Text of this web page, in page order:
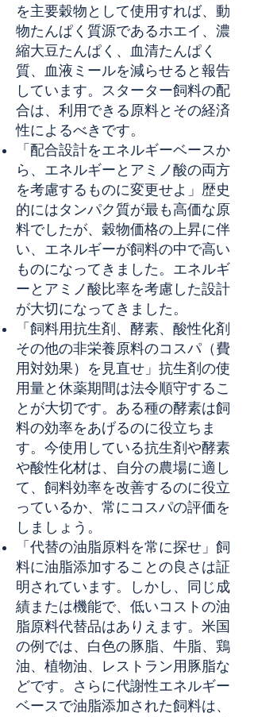
を主要穀物として使用すれば、動
物たんぱく質源であるホエイ、濃
縮大豆たんぱく、血清たんぱく
質、血液ミールを減らせると報告
しています。スターター飼料の配
合は、利用できる原料とその経済
性によるべきです。
「配合設計をエネルギーベースか
ら、エネルギーとアミノ酸の両方
を考慮するものに変更せよ」歴史
的にはタンパク質が最も高価な原
料でしたが、穀物価格の上昇に伴
い、エネルギーが飼料の中で高い
ものになってきました。エネルギ
ーとアミノ酸比率を考慮した設計
が大切になってきました。
「飼料用抗生剤、酵素、酸性化剤
その他の非栄養原料のコスパ（費
用対効果）を見直せ」抗生剤の使
用量と休薬期間は法令順守するこ
とが大切です。ある種の酵素は飼
料の効率をあげるのに役立ちま
す。今使用している抗生剤や酵素
や酸性化材は、自分の農場に適し
て、飼料効率を改善するのに役立
っているか、常にコスパの評価を
しましょう。
「代替の油脂原料を常に探せ」飼
料に油脂添加することの良さは証
明されています。しかし、同じ成
績または機能で、低いコストの油
脂原料代替品はありえます。米国
の例では、白色の豚脂、牛脂、鶏
油、植物油、レストラン用豚脂な
どです。さらに代謝性エネルギー
ベースで油脂添加された飼料は、